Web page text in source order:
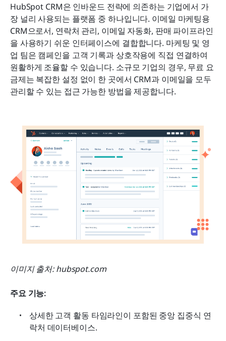
HubSpot CRM은 인바운드 전략에 의존하는 기업에서 가
장 널리 사용되는 플랫폼 중 하나입니다. 이메일 마케팅용
CRM으로서, 연락처 관리, 이메일 자동화, 판매 파이프라인
을 사용하기 쉬운 인터페이스에 결합합니다. 마케팅 및 영
업 팀은 캠페인을 고객 기록과 상호작용에 직접 연결하여
원활하게 조율할 수 있습니다. 소규모 기업의 경우, 무료 요
금제는 복잡한 설정 없이 한 곳에서 CRM과 이메일을 모두
관리할 수 있는 접근 가능한 방법을 제공합니다.
이미지 출처: hubspot.com
주요 기능:
상세한 고객 활동 타임라인이 포함된 중앙 집중식 연
락처 데이터베이스.